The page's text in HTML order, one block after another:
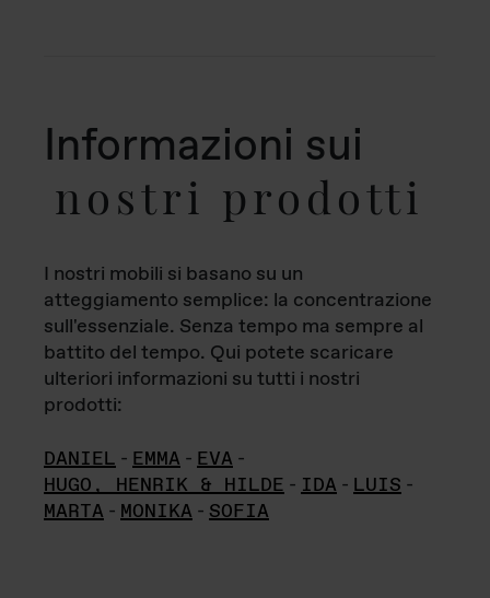
Informazioni sui
nostri prodotti
I nostri mobili si basano su un
atteggiamento semplice: la concentrazione
sull'essenziale. Senza tempo ma sempre al
battito del tempo. Qui potete scaricare
ulteriori informazioni su tutti i nostri
prodotti:
DANIEL - EMMA - EVA -
HUGO, HENRIK & HILDE - IDA - LUIS -
MARTA - MONIKA - SOFIA